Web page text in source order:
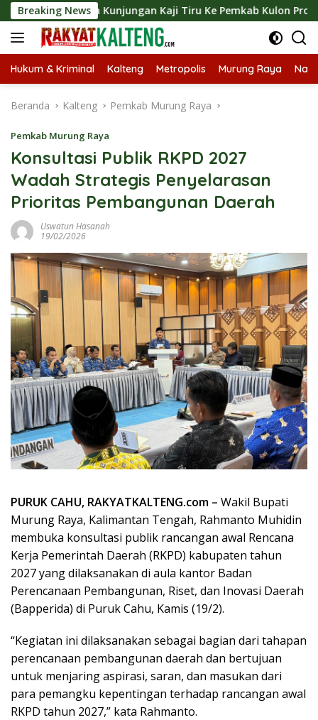
Langsung
ke
konten
Breaking News
Kunjungan Kaji Tiru Ke Pemkab Kulon Progo
Hukum & Kriminal Kalteng Metropolis Murung Raya
Beranda Kalteng Pemkab Murung Raya
Pemkab Murung Raya
Konsultasi Publik RKPD 2027
Wadah Strategis Penyelarasan
Prioritas Pembangunan Daerah
Uswatun Hasanah
19/02/2026
PURUK CAHU, RAKYATKALTENG.com – Wakil Bupati
Murung Raya, Kalimantan Tengah, Rahmanto Muhidin
membuka konsultasi publik rancangan awal Rencana
Kerja Pemerintah Daerah (RKPD) kabupaten tahun
2027 yang dilaksanakan di aula kantor Badan
Perencanaan Pembangunan, Riset, dan Inovasi Daerah
(Bapperida) di Puruk Cahu, Kamis (19/2).
“Kegiatan ini dilaksanakan sebagai bagian dari tahapan
perencanaan pembangunan daerah dan bertujuan
untuk menjaring aspirasi, saran, dan masukan dari
para pemangku kepentingan terhadap rancangan awal
RKPD tahun 2027,” kata Rahmanto.